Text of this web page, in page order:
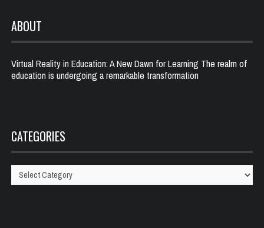
ABOUT
Virtual Reality in Education: A New Dawn for Learning The realm of
education is undergoing a remarkable transformation
CATEGORIES
Categories